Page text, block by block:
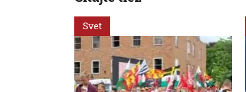
Svet